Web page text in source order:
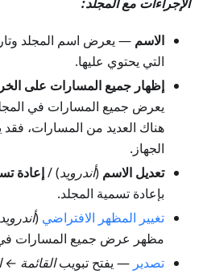
الاسم — يعرض اسم المجلد
التي يحتوي عليها.
إظهار جميع المسارات على
يعرض جميع المسارات في
هناك العديد من المسارات،
الجهاز.
تعديل الاسم (أندرويد) /إعادة
بإعادة تسمية المجلد.
تغيير المظهر الافتراضي (أندرويد
مظهر عرض جميع المسارات في
تصدير — يفتح تبويبالقائمة ←